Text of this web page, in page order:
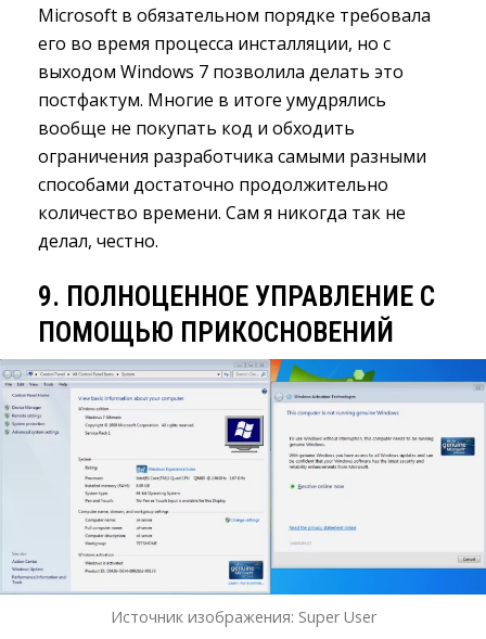
Microsoft в обязательном порядке требовала
его во время процесса инсталляции, но с
выходом Windows 7 позволила делать это
постфактум. Многие в итоге умудрялись
вообще не покупать код и обходить
ограничения разработчика самыми разными
способами достаточно продолжительно
количество времени. Сам я никогда так не
делал, честно.
9. ПОЛНОЦЕННОЕ УПРАВЛЕНИЕ С
ПОМОЩЬЮ ПРИКОСНОВЕНИЙ
Источник изображения: Super User